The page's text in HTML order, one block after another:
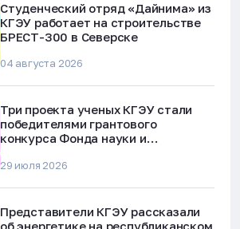
Студенческий отряд «Дайнима» из
КГЭУ работает на строительстве
БРЕСТ-300 в Северске
04 августа 2026
Три проекта ученых КГЭУ стали
победителями грантового
конкурса Фонда науки и
29 июля 2026
Представители КГЭУ рассказали
об энергетике на республиканском